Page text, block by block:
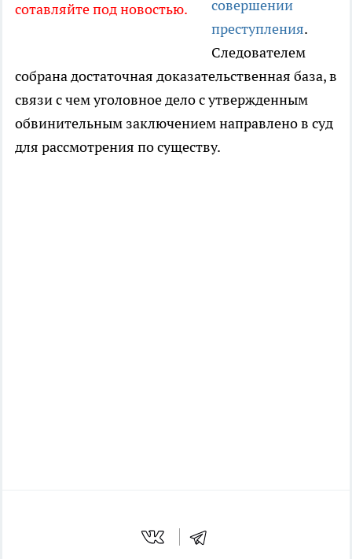
сотавляйте под новостью.
совершении
преступления.
Следователем
собрана достаточная доказательственная база, в
связи с чем уголовное дело с утвержденным
обвинительным заключением направлено в суд
для рассмотрения по существу.